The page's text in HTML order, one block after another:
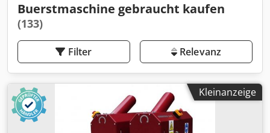
Buerstmaschine gebraucht kaufen
(133)
Filter Relevanz
Kleinanzeige